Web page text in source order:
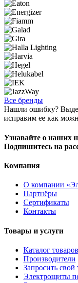
Все бренды
Нашли ошибку?
исправим ее как
Узнавайте о наших
Подпишитесь на
Компания
О компании
Партнёры
Сертификаты
Контакты
Товары и услуги
Каталог товаров
Производители
Запросить свой
Электрощиты